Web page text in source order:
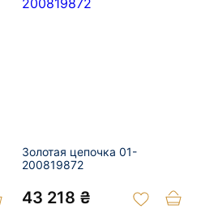
Золотая цепочка 01-
200819872
43 218 ₴